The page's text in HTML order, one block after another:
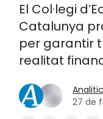
El Col·legi
Catalunya
per garantir
realitat
27 de